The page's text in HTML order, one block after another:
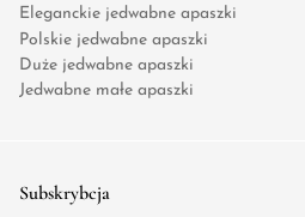
Eleganckie jedwabne apaszki
Polskie jedwabne apaszki
Duże jedwabne apaszki
Jedwabne małe apaszki
Subskrybcja